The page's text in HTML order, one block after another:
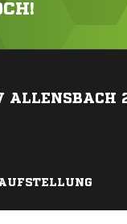
ALLENSBACH